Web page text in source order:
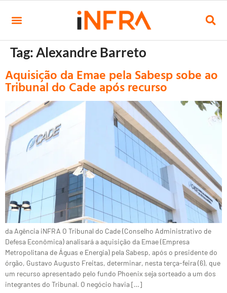
Tag:Alexandre Barreto
Aquisição da Emae pela Sabesp sobe ao
Tribunal do Cade após recurso
da Agência iNFRA O Tribunal do Cade (Conselho Administrativo de
Defesa Econômica) analisará a aquisição da Emae (Empresa
Metropolitana de Águas e Energia) pela Sabesp, após o presidente do
órgão, Gustavo Augusto Freitas, determinar, nesta terça-feira (6), que
um recurso apresentado pelo fundo Phoenix seja sorteado a um dos
integrantes do Tribunal. O negócio havia […]